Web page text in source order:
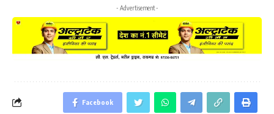
- Advertisement -
Facebook